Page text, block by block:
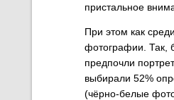
пристальное
При этом как
фотографии. Так,
предпочли
выбирали 52%
(чёрно-белые фото